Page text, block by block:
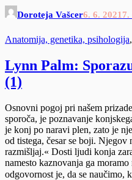
Doroteja Vašcer6. 6. 2021 7.
Anatomija, genetika, psihologija,
Lynn Palm:
(1)
Osnovni pogoj pri našem
sporoča, je poznavanje
je konj po naravi plen, zato je
od tistega, česar se boji.
razmišljaj.« Dosti ljudi konja
namesto kaznovanja ga
odgovornost je, da se naučimo,